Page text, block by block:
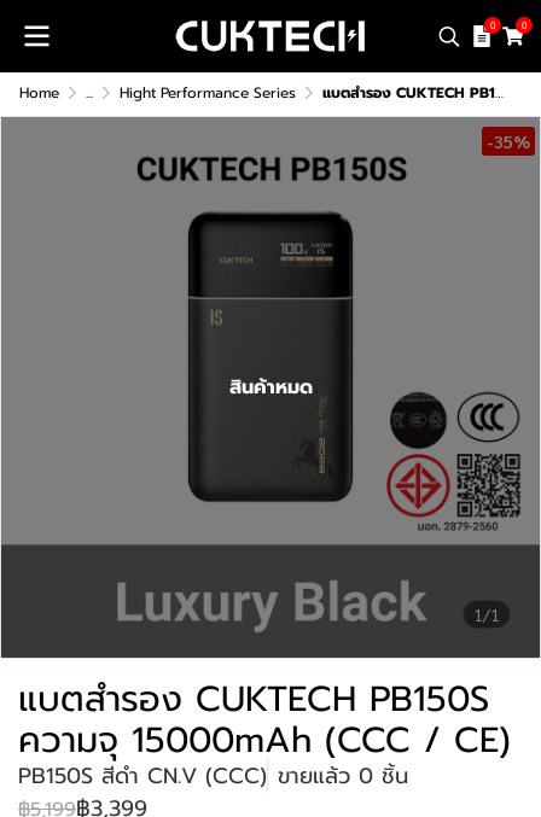
0 0
Home ... Hight Performance Series แบตสำรอง CUKTECH PB150S ความจุ 15000mAh (CCC / CE)
1/1
-35%
สินค้าหมด
แบตสำรอง CUKTECH PB150S
ความจุ 15000mAh (CCC / CE)
PB150S สีดำ CN.V (CCC) ขายแล้ว 0 ชิ้น
฿5,199฿3,399